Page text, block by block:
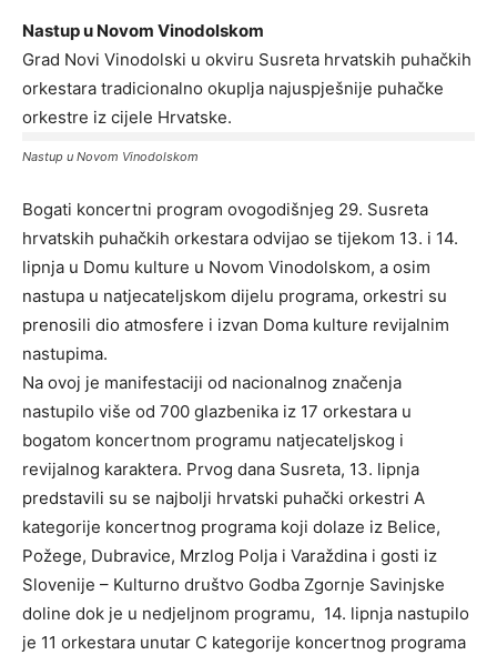
Nastup u Novom Vinodolskom
Grad Novi Vinodolski u okviru Susreta hrvatskih puhačkih
orkestara tradicionalno okuplja najuspješnije puhačke
orkestre iz cijele Hrvatske.
Nastup u Novom Vinodolskom
Bogati koncertni program ovogodišnjeg 29. Susreta
hrvatskih puhačkih orkestara odvijao se tijekom 13. i 14.
lipnja u Domu kulture u Novom Vinodolskom, a osim
nastupa u natjecateljskom dijelu programa, orkestri su
prenosili dio atmosfere i izvan Doma kulture revijalnim
nastupima.
Na ovoj je manifestaciji od nacionalnog značenja
nastupilo više od 700 glazbenika iz 17 orkestara u
bogatom koncertnom programu natjecateljskog i
revijalnog karaktera. Prvog dana Susreta, 13. lipnja
predstavili su se najbolji hrvatski puhački orkestri A
kategorije koncertnog programa koji dolaze iz Belice,
Požege, Dubravice, Mrzlog Polja i Varaždina i gosti iz
Slovenije – Kulturno društvo Godba Zgornje Savinjske
doline dok je u nedjeljnom programu, 14. lipnja nastupilo
je 11 orkestara unutar C kategorije koncertnog programa